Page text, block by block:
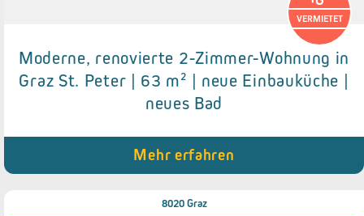
Details zum Objekt
● Loggia (7,32 m²)
VERMIETET
Moderne, renovierte 2-Zimmer-Wohnung in
Graz St. Peter | 63 m² | neue Einbauküche |
neues Bad
Mehr erfahren
8020 Graz